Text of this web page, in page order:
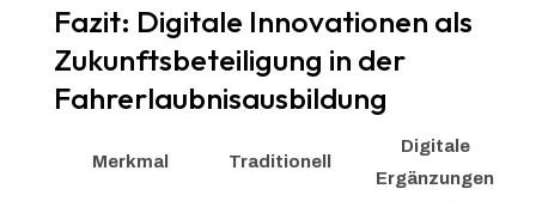
Fazit: Digitale Innovationen als
Zukunftsbeteiligung in der
Fahrerlaubnisausbildung
Merkmal Traditionell
Digitale
Ergänzungen